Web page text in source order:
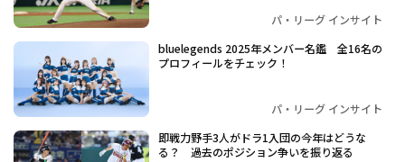
パ・リーグ インサイト
bluelegends 2025年メンバー名鑑 全16名の
プロフィールをチェック！
パ・リーグ インサイト
即戦力野手3人がドラ1入団の今年はどうな
る？ 過去のポジション争いを振り返る